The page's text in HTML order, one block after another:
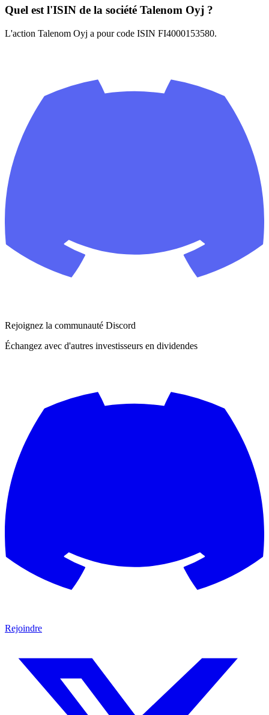
Quel est l'ISIN de la société Talenom Oyj ?
L'action Talenom Oyj a pour code ISIN FI4000153580.
Rejoignez la communauté Discord
Échangez avec d'autres investisseurs en dividendes
Rejoindre